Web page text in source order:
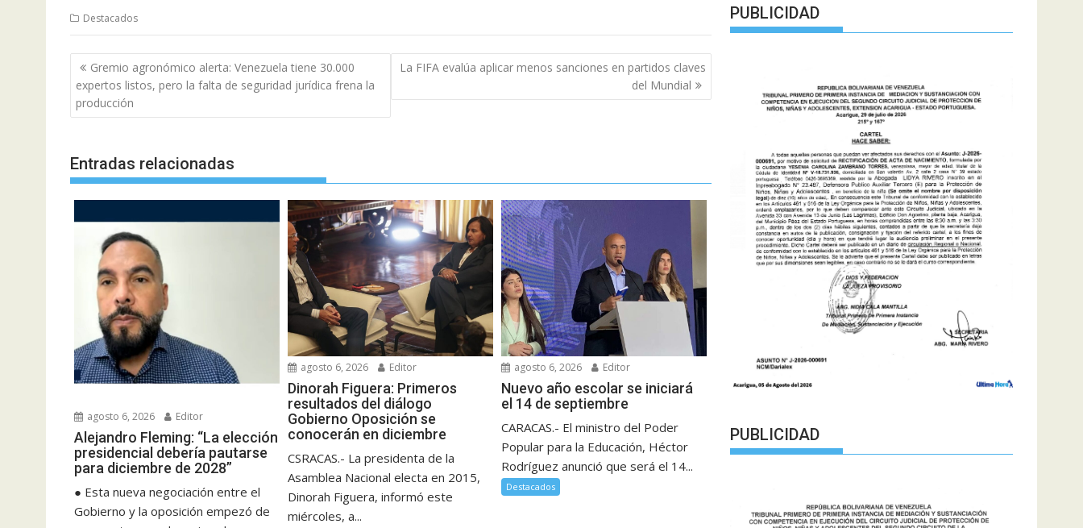
Destacados
Navegación
de
entradas
Gremio agronómico alerta: Venezuela tiene 30.000
expertos listos, pero la falta de seguridad jurídica frena la
producción
La FIFA evalúa aplicar menos sanciones en partidos claves
del Mundial
Entradas relacionadas
agosto 6, 2026 Editor
Alejandro Fleming: “La elección
presidencial debería pautarse
para diciembre de 2028”
● Esta nueva negociación entre el
Gobierno y la oposición empezó de
agosto 6, 2026 Editor
Dinorah Figuera: Primeros
resultados del diálogo
Gobierno Oposición se
conocerán en diciembre
CSRACAS.- La presidenta de la
Asamblea Nacional electa en 2015,
Dinorah Figuera, informó este
miércoles, a...
agosto 6, 2026 Editor
Nuevo año escolar se iniciará
el 14 de septiembre
CARACAS.- El ministro del Poder
Popular para la Educación, Héctor
Rodríguez anunció que será el 14...
Destacados
PUBLICIDAD
PUBLICIDAD